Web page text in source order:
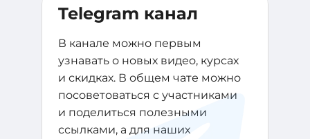
Telegram канал
В канале можно первым
узнавать о новых видео, курсах
и скидках. В общем чате можно
посоветоваться с участниками
и поделиться полезными
ссылками, а для наших